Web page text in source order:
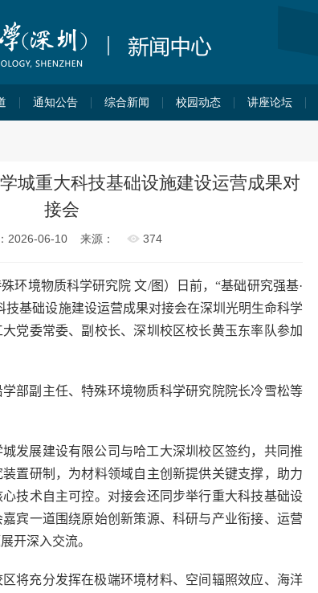
通知公告 综合新闻 校园动态 讲座论坛
城重大科技基础设施建设运营成果对
接会
2026-06-10 来源： 374
环境物质科学研究院 文/图）日前，“基础研究强基·
技基础设施建设运营成果对接会在深圳光明生命科学
党委常委、副校长、深圳校区校长黄玉东率队参加
部副主任、特殊环境物质科学研究院院长冷雪松等
发展建设有限公司与哈工大深圳校区签约，共同推
置研制，为材料领域自主创新提供关键支撑，助力
技术自主可控。对接会还同步举行重大科技基础设
宾一道围绕原始创新策源、科研与产业衔接、运营
开深入交流。
将充分发挥在极端环境材料、空间辐照效应、海洋
会为深圳校区
“我为荔园献一策”第四期活动举办 校区领导